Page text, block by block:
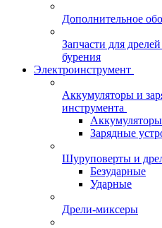
Дополнительное
Запчасти для
бурения
Электроинструмент
Аккумуляторы и
инструмента
Аккумуляторы
Зарядные
Шуруповерты и
Безударные
Ударные
Дрели-миксеры